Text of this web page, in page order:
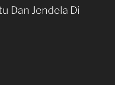
Dan Jendela Di